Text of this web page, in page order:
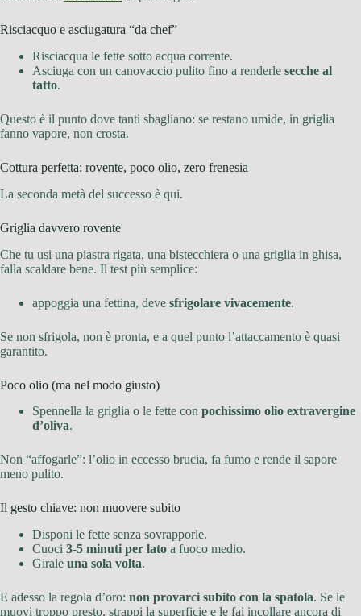
Risciacquo e asciugatura “da chef”
Risciacqua le fette sotto acqua corrente.
Asciuga con un canovaccio pulito fino a renderle secche al
tatto.
Questo è il punto dove tanti sbagliano: se restano umide, in griglia
fanno vapore, non crosta.
Cottura perfetta: rovente, poco olio, zero frenesia
La seconda metà del successo è qui.
Griglia davvero rovente
Che tu usi una piastra rigata, una bistecchiera o una griglia in ghisa,
falla scaldare bene. Il test più semplice:
appoggia una fettina, deve sfrigolare vivacemente.
Se non sfrigola, non è pronta, e a quel punto l’attaccamento è quasi
garantito.
Poco olio (ma nel modo giusto)
Spennella la griglia o le fette con pochissimo olio extravergine
d’oliva.
Non “affogarle”: l’olio in eccesso brucia, fa fumo e rende il sapore
meno pulito.
Il gesto chiave: non muovere subito
Disponi le fette senza sovrapporle.
Cuoci 3-5 minuti per lato a fuoco medio.
Girale una sola volta.
E adesso la regola d’oro: non provarci subito con la spatola. Se le
muovi troppo presto, strappi la superficie e le fai incollare ancora di